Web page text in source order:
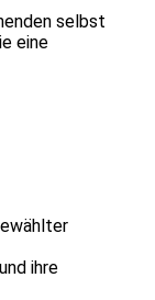
selbst
eine
ihre